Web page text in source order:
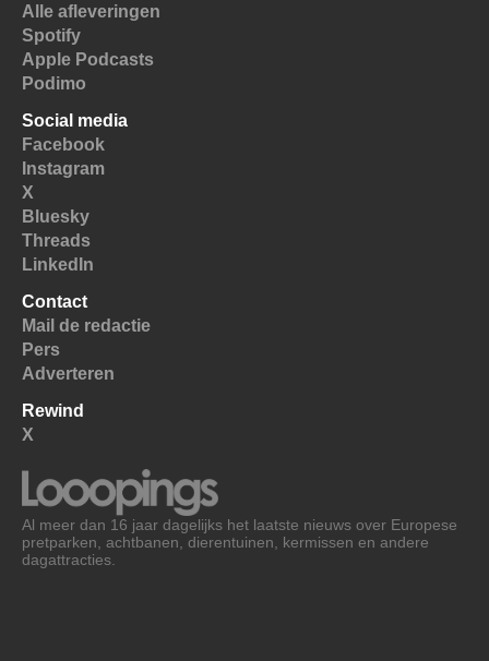
Alle afleveringen
Spotify
Apple Podcasts
Podimo
Social media
Facebook
Instagram
X
Bluesky
Threads
LinkedIn
Contact
Mail de redactie
Pers
Adverteren
Rewind
X
Al meer dan 16 jaar dagelijks het laatste nieuws over Europese
pretparken, achtbanen, dierentuinen, kermissen en andere
dagattracties.